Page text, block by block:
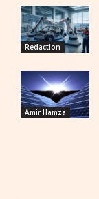
Redaction
Amir Hamza